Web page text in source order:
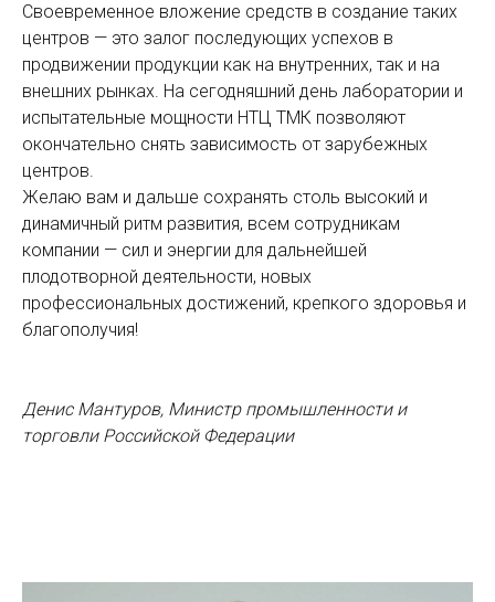
Своевременное вложение средств в создание таких
центров — это залог последующих успехов в
продвижении продукции как на внутренних, так и на
внешних рынках. На сегодняшний день лаборатории и
испытательные мощности НТЦ ТМК позволяют
окончательно снять зависимость от зарубежных
центров.
Желаю вам и дальше сохранять столь высокий и
динамичный ритм развития, всем сотрудникам
компании — сил и энергии для дальнейшей
плодотворной деятельности, новых
профессиональных достижений, крепкого здоровья и
благополучия!
Денис Мантуров, Министр промышленности и
торговли Российской Федерации